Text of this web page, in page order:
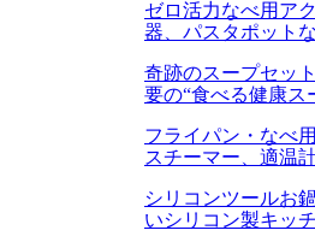
ゼロ活力なべ用ア
器、パスタポット
奇跡のスープセット
要の“食べる健康ス
フライパン・なべ
スチーマー、適温
シリコンツールお
いシリコン製キッ